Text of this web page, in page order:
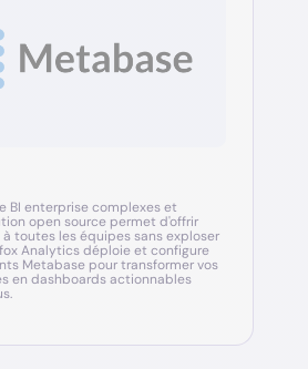
BI enterprise complexes et
open source permet d'offrir
toutes les équipes sans exploser
Analytics déploie et configure
Metabase pour transformer vos
en dashboards actionnables